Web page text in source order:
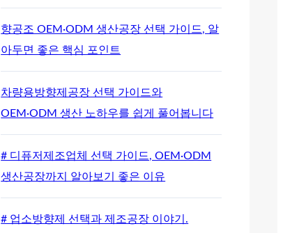
향공조 OEM·ODM 생산공장 선택 가이드, 알
아두면 좋은 핵심 포인트
차량용방향제공장 선택 가이드와
OEM·ODM 생산 노하우를 쉽게 풀어봅니다
# 디퓨저제조업체 선택 가이드, OEM·ODM
생산공장까지 알아보기 좋은 이유
# 업소방향제 선택과 제조공장 이야기.